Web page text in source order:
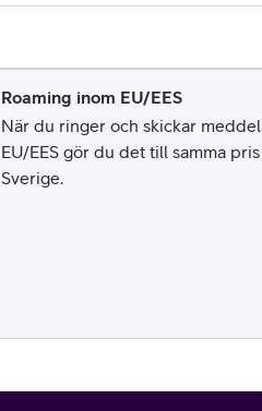
Roaming inom EU/EES
När du ringer och skickar
EU/EES gör du det till samma
Sverige.